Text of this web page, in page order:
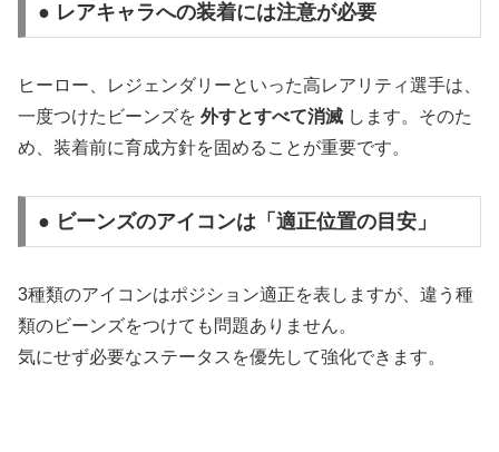
● レアキャラへの装着には注意が必要
ヒーロー、レジェンダリーといった高レアリティ選手は、
一度つけたビーンズを 外すとすべて消滅 します。そのた
め、装着前に育成方針を固めることが重要です。
● ビーンズのアイコンは「適正位置の目安」
3種類のアイコンはポジション適正を表しますが、違う種
類のビーンズをつけても問題ありません。
気にせず必要なステータスを優先して強化できます。